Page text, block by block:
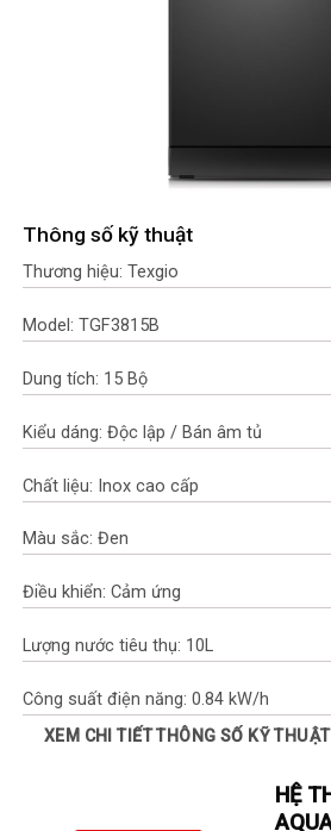
Thông số kỹ thuật
Thương hiệu: Texgio
Model: TGF3815B
Dung tích: 15 Bộ
Kiểu dáng: Độc lập / Bán âm tủ
Chất liệu: Inox cao cấp
Màu sắc: Đen
Điều khiển: Cảm ứng
Lượng nước tiêu thụ: 10L
Công suất điện năng: 0.84 kW/h
Công nghệ sấy: Sấy ExtraDrying,
XEM CHI TIẾT THÔNG SỐ KỸ THUẬT
HỆ